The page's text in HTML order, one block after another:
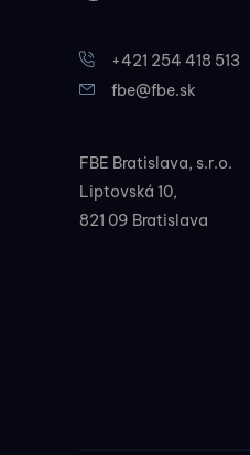
+421 254 418 513
fbe@fbe.sk
FBE Bratislava, s.r.o.
Liptovská 10,
821 09 Bratislava